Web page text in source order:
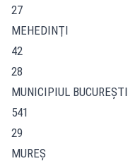
27
MEHEDINŢI
42
28
MUNICIPIUL BUCUREŞTI
541
29
MUREŞ